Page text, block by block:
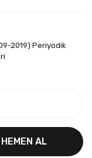
2019) Periyodik
HEMEN AL